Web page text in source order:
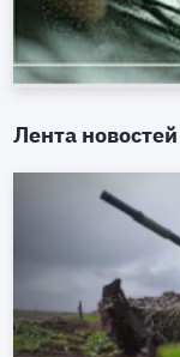
Лента новостей